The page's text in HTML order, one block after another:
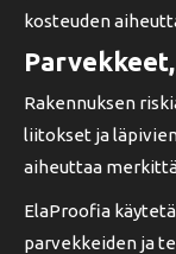
kosteuden
Rakennuksen
liitokset ja
aiheuttaa
ElaProofia
parvekkeiden ja